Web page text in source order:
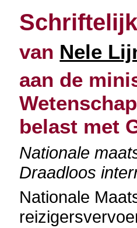
van Nele
aan de
belast met
Nationale
Draadloos
Nationale